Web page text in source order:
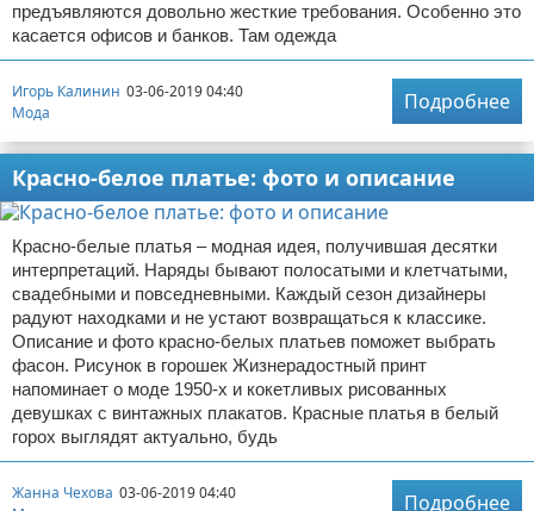
предъявляются довольно жесткие требования. Особенно это
касается офисов и банков. Там одежда
Игорь Калинин 03-06-2019 04:40
Мода
Подробнее
Красно-белое платье: фото и описание
Красно-белые платья – модная идея, получившая десятки
интерпретаций. Наряды бывают полосатыми и клетчатыми,
свадебными и повседневными. Каждый сезон дизайнеры
радуют находками и не устают возвращаться к классике.
Описание и фото красно-белых платьев поможет выбрать
фасон. Рисунок в горошек Жизнерадостный принт
напоминает о моде 1950-х и кокетливых рисованных
девушках с винтажных плакатов. Красные платья в белый
горох выглядят актуально, будь
Жанна Чехова 03-06-2019 04:40
Подробнее